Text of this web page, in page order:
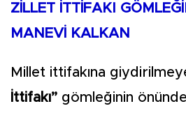
ZİLLET İTTİFAKI
MANEVİ KALKAN
Millet ittifakına giydirilmeye
İttifakı” gömleğinin